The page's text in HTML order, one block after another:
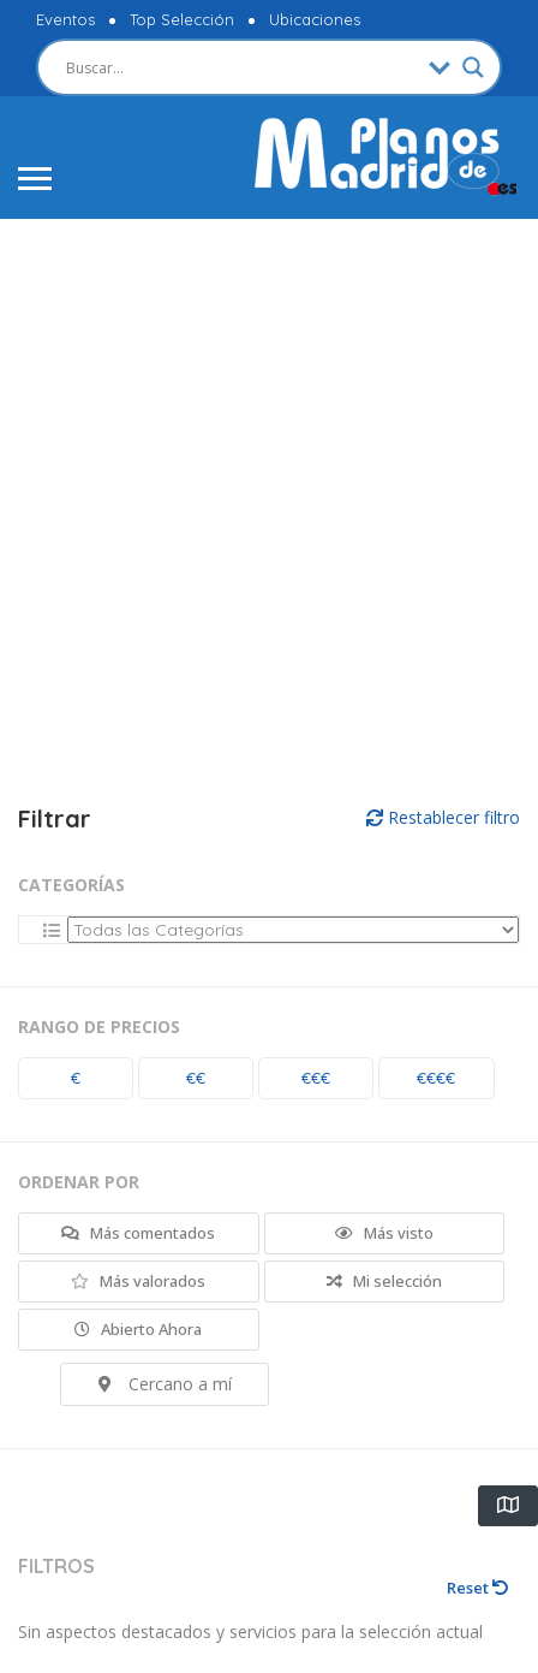
Eventos Top Selección Ubicaciones
Filtrar Restablecer filtro
CATEGORÍAS
RANGO DE PRECIOS
€ €€ €€€ €€€€
ORDENAR POR
Más comentados Más visto
Más valorados Mi selección
Abierto Ahora
Cercano a mí
FILTROS
Reset
Sin aspectos destacados y servicios para la selección actual